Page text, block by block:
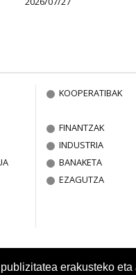
erakusteko
KOOPERATIBAK
FINANTZAK
INDUSTRIA
BANAKETA
EZAGUTZA